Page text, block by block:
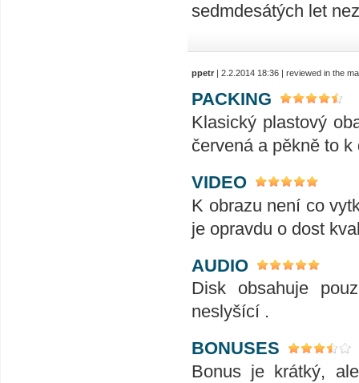
sedmdesátých let
ppetr | 2.2.2014 18:36 | reviewed in the
PACKING
Klasický plastový
červená a pěkně to
VIDEO
K obrazu není co
je opravdu o dost
AUDIO
Disk obsahuje
neslyšící .
BONUSES
Bonus je krátký,